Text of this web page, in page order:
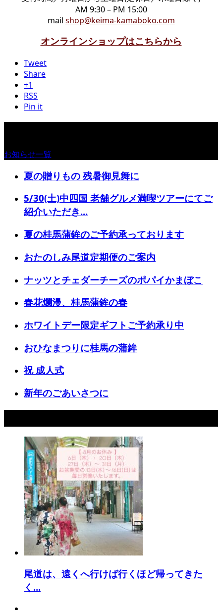
AM 9:30 – PM 15:00
mail shop@keima-kamaboko.com
オンラインショップはこちらから
Tweet
Share
+1
RSS
Pin it
お知らせ一覧
夏の贈りもの 残暑御見舞に
5/30(土)中四国 老舗グルメ満喫ツアーにてご
紹介いただき...
夏の桂馬蒲鉾のご予約承っております
おたのしみ尾道定期便のご案内
ナッツとチェダーチーズのポパイかまぼこ
春花爛漫、桂馬蒲鉾の春
ホワイトデー限定ギフトご予約承り中
おひなまつりに桂馬の蒲鉾
祝 成人式
新年のごあいさつに
尾道は、遠くへ行けば行くほど帰ってきた
く...